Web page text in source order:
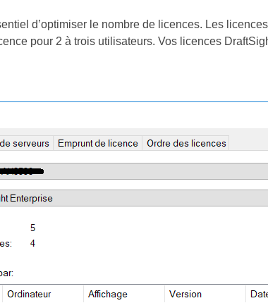
d’optimiser le nombre de licences. Les
pour 2 à trois utilisateurs. Vos licences